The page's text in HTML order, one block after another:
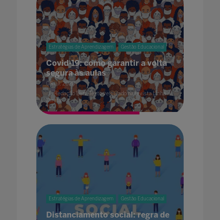
Estratégias de Aprendizagem Gestão Educacional
Covid-19: como garantir a volta
segura às aulas
08 jul. 2020
Redação Bett -Texto veiculado na revista Linha
Direta
Estratégias de Aprendizagem Gestão Educacional
Distanciamento social: regra de